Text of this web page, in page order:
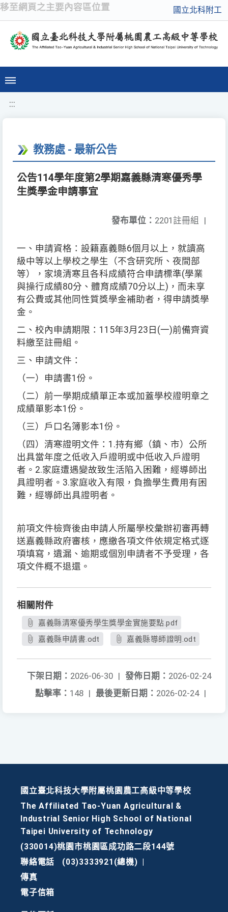
移至網頁之主要內容區位置 國立北科附工
:::
教務處 - 最新公告
公告114學年度第2學期嘉義縣清寒優秀學
生獎學金申請事宜
發布單位： 2201註冊組 |
一、申請資格：設籍嘉義縣6個月以上，就讀高
級中等以上學校之學生（不含研究所、夜間部
等），家境清寒且各科成績符合申請標準(學業
與操行成績80分、體育成績70分以上) ，而未享
有公費或其他同性質獎學金補助者，得申請獎學
金。
二、校內申請期限： 115年3月 23 日 (一)前備齊資
料繳至註冊組。
三、申請文件：
（一）申請書1 份。
（二）前一學期成績單正本或加蓋學校證明章之
成績單影本1 份。
（三）戶口名簿影本1 份。
（四）清寒證明文件： 1.持有鄉（鎮、市）公所
出具當年度之低收入戶證明或中低收入戶證明
者。 2.家庭遭遇變故致生活陷入困難，經導師出
具證明者。 3.家庭收入有限，負擔學生費用有困
難，經導師出具證明者。
前項文件檢齊後由申請人所屬學校彙辦初審再轉
送嘉義縣政府審核，應繳各項文件依規定格式逐
項填寫，遺漏、逾期或個別申請者不予受理，各
項文件概不退還。
相關附件
嘉義縣清寒優秀學生獎學金實施要點.pdf
嘉義縣申請書.odt
嘉義縣導師證明.odt
發佈日期： 2026-02-24
下架日期： 2026-06-30 |
最後更新日期： 2026-02-24 |
點擊率： 148 |
國立臺北科技大學附屬桃園農工高級中等學校
The Affiliated Tao-Yuan Agricultural &
Industrial Senior High School of National
Taipei University of Technology
(330014)桃園市桃園區成功路二段144號
聯絡電話
(03)3333921(總機)
傳真
電子信箱